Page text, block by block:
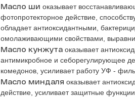
Масло ши оказывает
фотопротекторное действие,
обладает антиоксидантными,
омолаживающими свойствами,
Масло кунжута оказывает
антимикробное и себорегулирующее
комедонов, усиливает работу УФ -
Масло миндаля оказывает
действие, усиливает защитные функции